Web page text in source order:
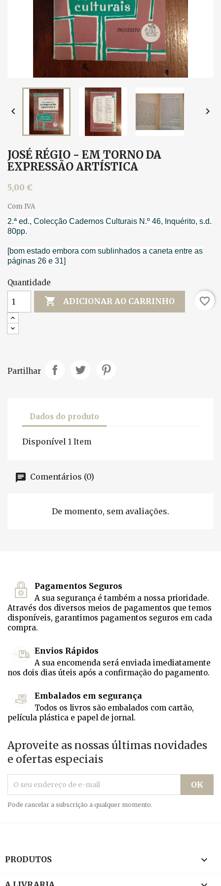
 
JOSÉ RÉGIO - EM TORNO DA
EXPRESSÃO ARTÍSTICA
5,00 €
Com IVA
2.ª ed., Colecção Cadernos Culturais N.º 46, Inquérito, s.d.
80pp.
[bom estado embora com sublinhados a caneta entre as
páginas 26 e 31]
Quantidade
 ADICIONAR AO CARRINHO favorite_border
Partilhar
Dados do produto
Disponível 1 Item
Comentários (0)
De momento, sem avaliações.
Pagamentos Seguros
A sua segurança é também a nossa prioridade.
Através dos diversos meios de pagamentos que temos
disponíveis, garantimos pagamentos seguros em cada
compra.
Envios Rápidos
A sua encomenda será enviada imediatamente
nos dois dias úteis após a confirmação do pagamento.
Embalados em segurança
Todos os livros são embalados com cartão,
película plástica e papel de jornal.
Aproveite as nossas últimas novidades
e ofertas especiais
Pode cancelar a subscrição a qualquer momento.
PRODUTOS 